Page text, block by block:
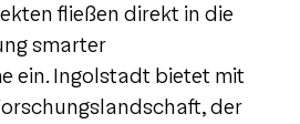
fließen direkt in die
smarter
ein. Ingolstadt bietet mit
der